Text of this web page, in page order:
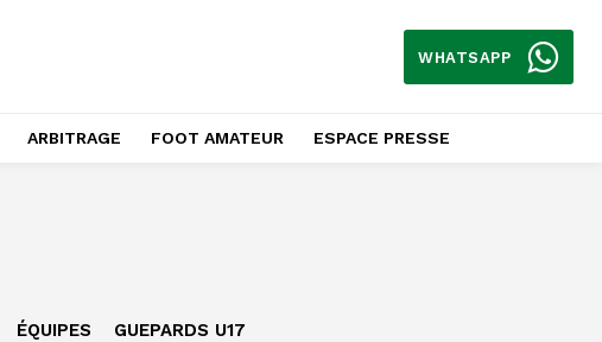
WHATSAPP
ARBITRAGE FOOT AMATEUR ESPACE PRESSE
ÉQUIPES GUEPARDS U17